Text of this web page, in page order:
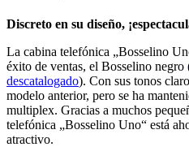
Discreto en su diseño,
La cabina telefónica „Bosselino
éxito de ventas, el Bosselino negro
descatalogado). Con sus tonos
modelo anterior, pero se ha
multiplex. Gracias a muchos
telefónica „Bosselino Uno“ está
atractivo.